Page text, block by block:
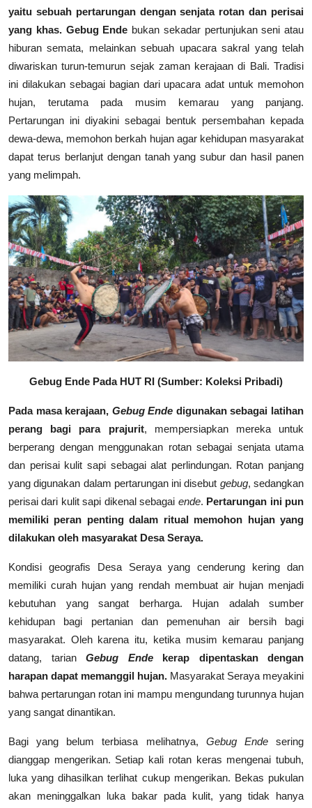
yaitu sebuah pertarungan dengan senjata rotan dan perisai
yang khas. Gebug Ende bukan sekadar pertunjukan seni atau
hiburan semata, melainkan sebuah upacara sakral yang telah
diwariskan turun-temurun sejak zaman kerajaan di Bali. Tradisi
ini dilakukan sebagai bagian dari upacara adat untuk memohon
hujan, terutama pada musim kemarau yang panjang.
Pertarungan ini diyakini sebagai bentuk persembahan kepada
dewa-dewa, memohon berkah hujan agar kehidupan masyarakat
dapat terus berlanjut dengan tanah yang subur dan hasil panen
yang melimpah.
Gebug Ende Pada HUT RI (Sumber: Koleksi Pribadi)
Pada masa kerajaan, Gebug Ende digunakan sebagai latihan
perang bagi para prajurit, mempersiapkan mereka untuk
berperang dengan menggunakan rotan sebagai senjata utama
dan perisai kulit sapi sebagai alat perlindungan. Rotan panjang
yang digunakan dalam pertarungan ini disebut gebug, sedangkan
perisai dari kulit sapi dikenal sebagai ende. Pertarungan ini pun
memiliki peran penting dalam ritual memohon hujan yang
dilakukan oleh masyarakat Desa Seraya.
Kondisi geografis Desa Seraya yang cenderung kering dan
memiliki curah hujan yang rendah membuat air hujan menjadi
kebutuhan yang sangat berharga. Hujan adalah sumber
kehidupan bagi pertanian dan pemenuhan air bersih bagi
masyarakat. Oleh karena itu, ketika musim kemarau panjang
datang, tarian Gebug Endekerap dipentaskan dengan
harapan dapat memanggil hujan. Masyarakat Seraya meyakini
bahwa pertarungan rotan ini mampu mengundang turunnya hujan
yang sangat dinantikan.
Bagi yang belum terbiasa melihatnya, Gebug Endesering
dianggap mengerikan. Setiap kali rotan keras mengenai tubuh,
luka yang dihasilkan terlihat cukup mengerikan. Bekas pukulan
akan meninggalkan luka bakar pada kulit, yang tidak hanya